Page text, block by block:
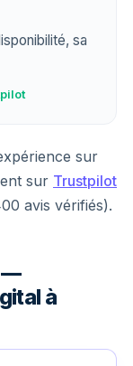
sa
sur
sur Trustpilot
avis vérifiés).
—
à